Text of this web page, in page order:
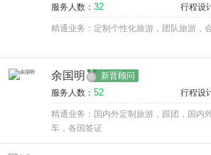
服务人数： 32 行程设
精通业务：定制个性化旅游，团队旅游，
余国明 新晋顾问
服务人数： 52 行程设
精通业务：国内外定制旅游，跟团，国内
车，各国签证